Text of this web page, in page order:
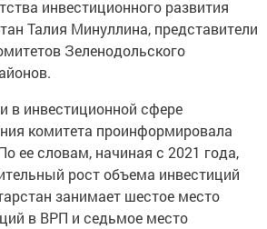
инвестиционного развития
Талия Минуллина, представители
Зеленодольского
в инвестиционной сфере
комитета проинформировала
ее словам, начиная с 2021 года,
рост объема инвестиций
занимает шестое место
в ВРП и седьмое место